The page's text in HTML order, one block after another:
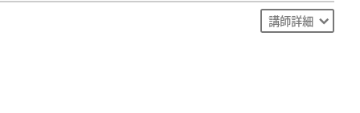
講師詳細